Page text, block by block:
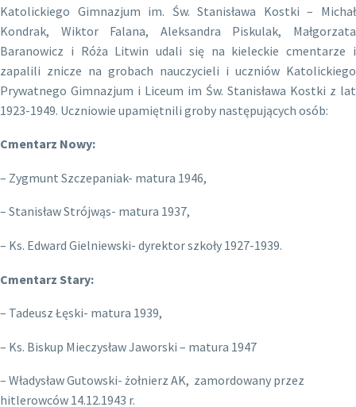
Katolickiego Gimnazjum im. Św. Stanisława Kostki – Michał
Kondrak, Wiktor Falana, Aleksandra Piskulak, Małgorzata
Baranowicz i Róża Litwin udali się na kieleckie cmentarze i
zapalili znicze na grobach nauczycieli i uczniów Katolickiego
Prywatnego Gimnazjum i Liceum im Św. Stanisława Kostki z lat
1923-1949. Uczniowie upamiętnili groby następujących osób:
Cmentarz Nowy:
– Zygmunt Szczepaniak- matura 1946,
– Stanisław Strójwąs- matura 1937,
– Ks. Edward Gielniewski- dyrektor szkoły 1927-1939.
Cmentarz Stary:
– Tadeusz Łęski- matura 1939,
– Ks. Biskup Mieczysław Jaworski – matura 1947
– Władysław Gutowski- żołnierz AK, zamordowany przez
hitlerowców 14.12.1943 r.